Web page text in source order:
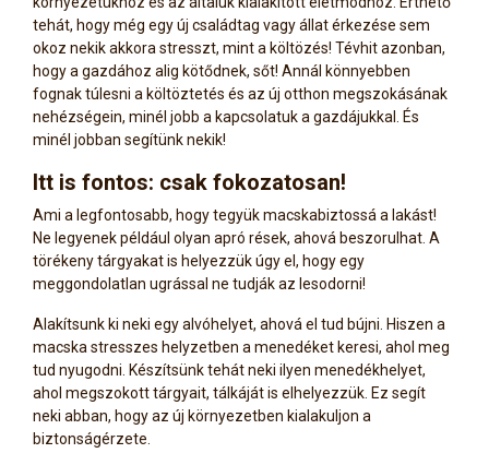
tehát, hogy még egy új családtag vagy állat érkezése sem
okoz nekik akkora stresszt, mint a költözés! Tévhit azonban,
hogy a gazdához alig kötődnek, sőt! Annál könnyebben
fognak túlesni a költöztetés és az új otthon megszokásának
nehézségein, minél jobb a kapcsolatuk a gazdájukkal. És
minél jobban segítünk nekik!
Itt is fontos: csak fokozatosan!
Ami a legfontosabb, hogy tegyük macskabiztossá a lakást!
Ne legyenek például olyan apró rések, ahová beszorulhat. A
törékeny tárgyakat is helyezzük úgy el, hogy egy
meggondolatlan ugrással ne tudják az lesodorni!
Alakítsunk ki neki egy alvóhelyet, ahová el tud bújni. Hiszen a
macska stresszes helyzetben a menedéket keresi, ahol meg
tud nyugodni. Készítsünk tehát neki ilyen menedékhelyet,
ahol megszokott tárgyait, tálkáját is elhelyezzük. Ez segít
neki abban, hogy az új környezetben kialakuljon a
biztonságérzete.